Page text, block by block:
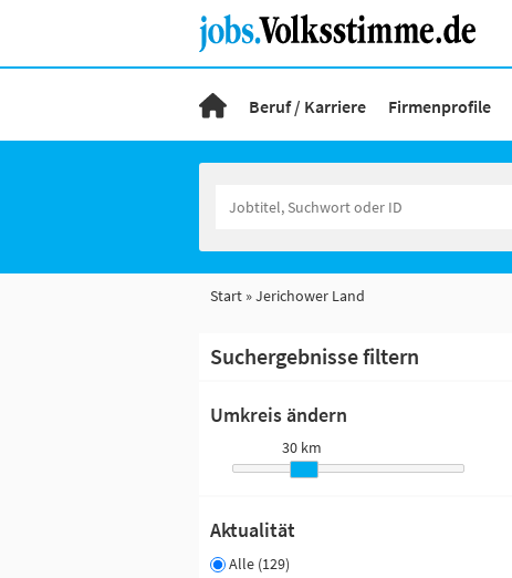
Beruf / Karriere Firmenprofile
Start Jerichower Land
Suchergebnisse filtern
Umkreis ändern
30 km
Aktualität
Alle (129)